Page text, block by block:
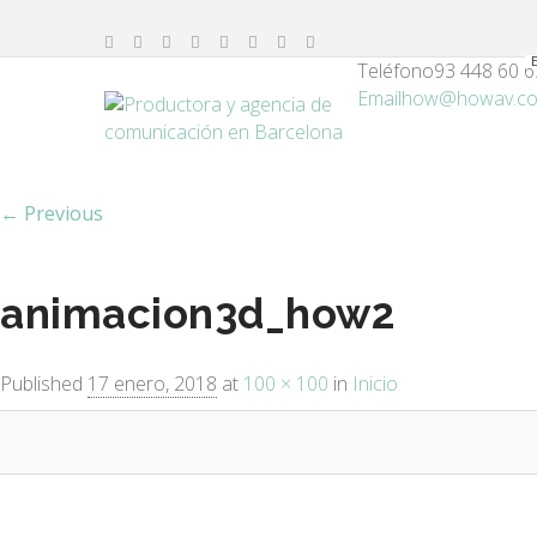
Teléfono93 448 60
Email
Image navigation
← Previous
animacion3d_how2
Published 17 enero, 2018 at 100 × 100 in Inicio